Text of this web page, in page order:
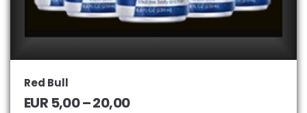
Red Bull
EUR 5,00– 20,00